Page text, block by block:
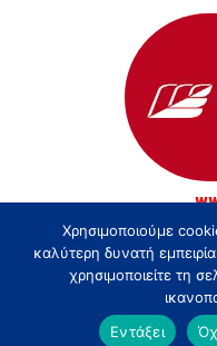
© Τσακίρης -
Χρησιμοποιούμε
καλύτερη δυνατή
χρησιμοποιείτε τη
Εντάξει